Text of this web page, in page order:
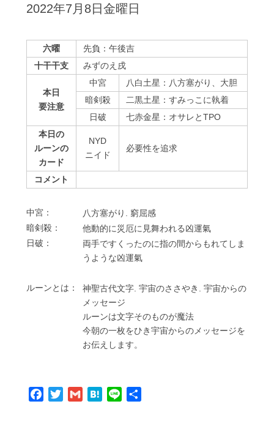
2022年7月8日金曜日
六曜
先負：午後吉
十干干支
みずのえ戌
本日
要注意
中宮
八白土星：八方塞がり、大胆
暗剣殺
二黒土星：すみっこに執着
⽇破
七赤金星：オサレとTPO
本日の
ルーンの
カード
NYD
ニイド
必要性を追求
コメント
中宮：
⼋⽅塞がり. 窮屈感
暗剣殺：
他動的に災厄に⾒舞われる凶運氣
⽇破：
両⼿ですくったのに指の間からもれてしま
うような凶運氣
ルーンとは：
神聖古代⽂字. 宇宙のささやき. 宇宙からの
メッセージ
ルーンは⽂字そのものが魔法
今朝の⼀枚をひき宇宙からのメッセージを
お伝えします。
Facebook
TwitterGmail Hatena
Line